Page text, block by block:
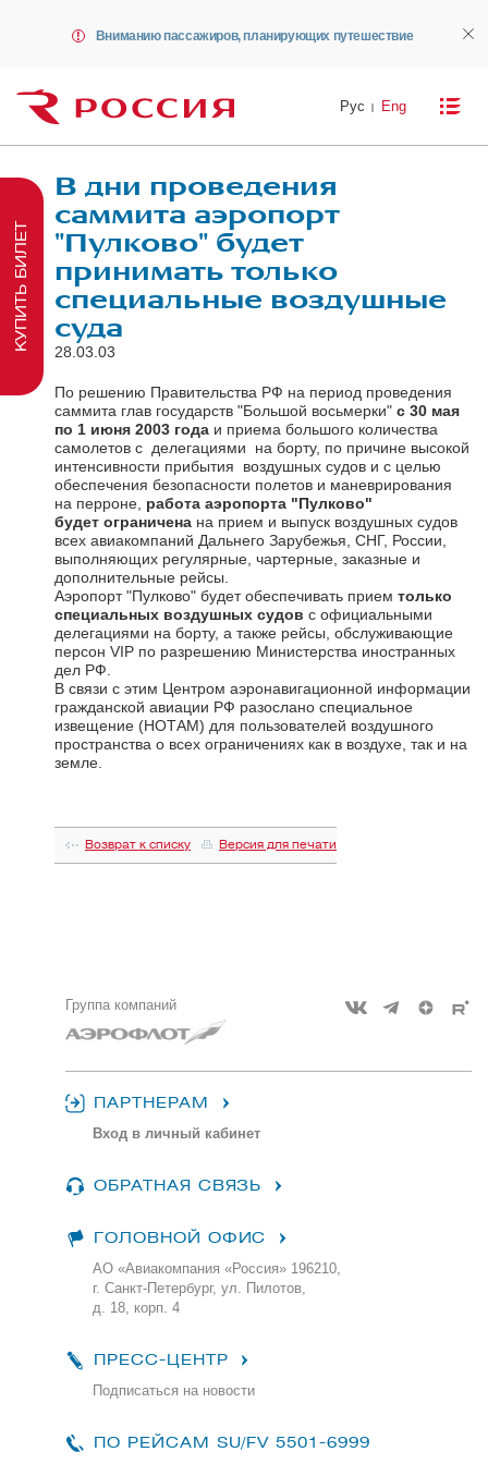
Вниманию пассажиров, планирующих путешествие
Рус Eng
В дни проведения
саммита аэропорт
"Пулково" будет
принимать только
специальные воздушные
суда
28.03.03
По решению Правительства РФ на период проведения
саммита глав государств "Большой восьмерки" с 30 мая
по 1 июня 2003 года и приема большого количества
самолетов с делегациями на борту, по причине высокой
интенсивности прибытия воздушных судов и с целью
обеспечения безопасности полетов и маневрирования
на перроне, работа аэропорта "Пулково"
будет ограничена на прием и выпуск воздушных судов
всех авиакомпаний Дальнего Зарубежья, СНГ, России,
выполняющих регулярные, чартерные, заказные и
дополнительные рейсы.
Аэропорт "Пулково" будет обеспечивать прием только
специальных воздушных судов с официальными
делегациями на борту, а также рейсы, обслуживающие
персон VIP по разрешению Министерства иностранных
дел РФ.
В связи с этим Центром аэронавигационной информации
гражданской авиации РФ разослано специальное
извещение (НОТАМ) для пользователей воздушного
пространства о всех ограничениях как в воздухе, так и на
земле.
Возврат к списку Версия для печати
Группа компаний
ПАРТНЕРАМ
Вход в личный кабинет
ОБРАТНАЯ СВЯЗЬ
ГОЛОВНОЙ ОФИС
АО «Авиакомпания «Россия» 196210,
г. Санкт-Петербург, ул. Пилотов,
д. 18, корп. 4
ПРЕСС-ЦЕНТР
Подписаться на новости
ПО РЕЙСАМ SU/FV 5501-6999
КУПИТЬ БИЛЕТ